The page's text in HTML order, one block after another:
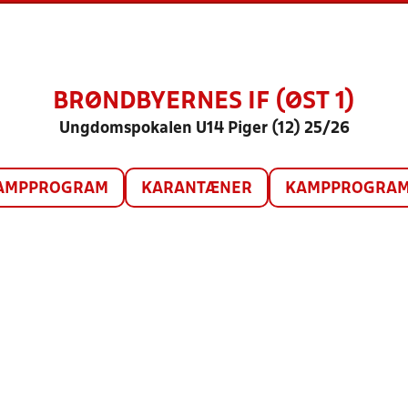
BRØNDBYERNES IF (ØST 1)
Ungdomspokalen U14 Piger (12) 25/26
KARANTÆNER